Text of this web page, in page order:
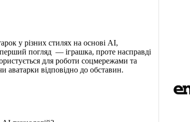
у різних стилях на основі АІ,
погляд — іграшка, проте насправді
для роботи соцмережами та
аватарки відповідно до обставин.